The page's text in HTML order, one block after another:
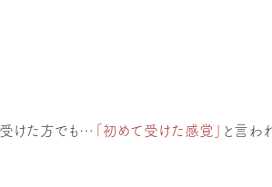
受けた方でも… 「初めて受けた感覚」
と言わ